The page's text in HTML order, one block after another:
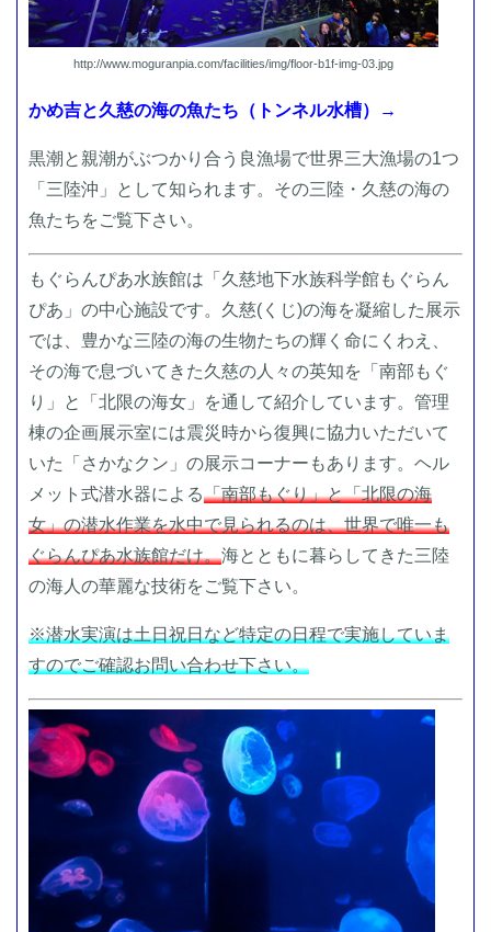
http://www.moguranpia.com/facilities/img/floor-b1f-img-03.jpg
かめ吉と久慈の海の魚たち（トンネル水槽）→
黒潮と親潮がぶつかり合う良漁場で世界三大漁場の1つ
「三陸沖」として知られます。その三陸・久慈の海の
魚たちをご覧下さい。
もぐらんぴあ水族館は「久慈地下水族科学館もぐらん
ぴあ」の中心施設です。久慈(くじ)の海を凝縮した展示
では、豊かな三陸の海の生物たちの輝く命にくわえ、
その海で息づいてきた久慈の人々の英知を「南部もぐ
り」と「北限の海女」を通して紹介しています。管理
棟の企画展示室には震災時から復興に協力いただいて
いた「さかなクン」の展示コーナーもあります。ヘル
メット式潜水器による「南部もぐり」と「北限の海
女」の潜水作業を水中で見られるのは、世界で唯一も
ぐらんぴあ水族館だけ。海とともに暮らしてきた三陸
の海人の華麗な技術をご覧下さい。
※潜水実演は土日祝日など特定の日程で実施していま
すのでご確認お問い合わせ下さい。